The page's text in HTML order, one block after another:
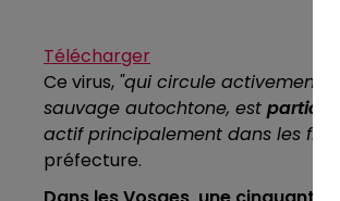
Télécharger
Ce virus, "qui circule activement
sauvage autochtone, est
actif principalement dans les
préfecture.